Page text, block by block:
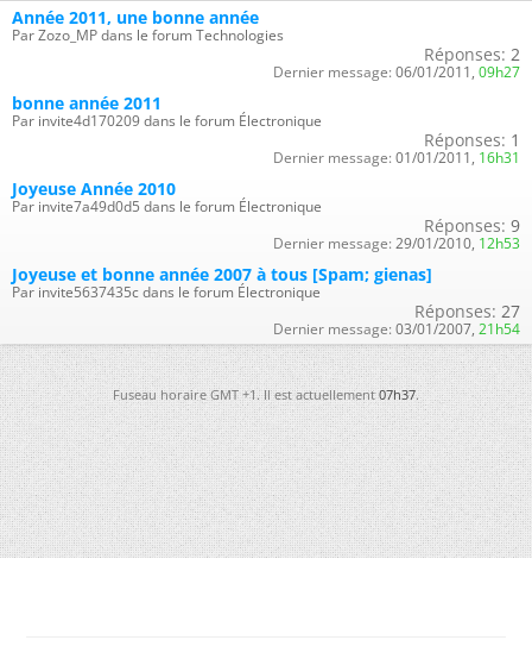
Année 2011, une bonne année
Par Zozo_MP dans le forum Technologies
Réponses: 2
Dernier message: 06/01/2011, 09h27
bonne année 2011
Par invite4d170209 dans le forum Électronique
Réponses: 1
Dernier message: 01/01/2011, 16h31
Joyeuse Année 2010
Par invite7a49d0d5 dans le forum Électronique
Réponses: 9
Dernier message: 29/01/2010, 12h53
Joyeuse et bonne année 2007 à tous [Spam; gienas]
Par invite5637435c dans le forum Électronique
Réponses: 27
Dernier message: 03/01/2007, 21h54
Fuseau horaire GMT +1. Il est actuellement07h37.